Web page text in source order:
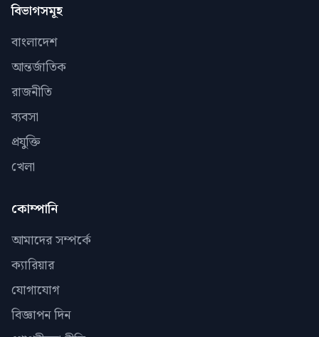
বিভাগসমূহ
বাংলাদেশ
আন্তর্জাতিক
রাজনীতি
ব্যবসা
প্রযুক্তি
খেলা
কোম্পানি
আমাদের সম্পর্কে
ক্যারিয়ার
যোগাযোগ
বিজ্ঞাপন দিন